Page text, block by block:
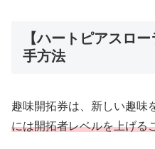
【ハートピアスロ
手方法
趣味開拓券は、新しい趣味
には開拓者レベルを上げる